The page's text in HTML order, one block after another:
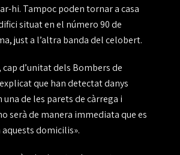
hi. Tampoc poden tornar a casa
situat en el número 90 de
, just a l’altra banda del celobert.
, cap d’unitat dels Bombers de
que han detectatdanys
de les parets de càrrega i
serà de manera immediata que es
domicilis».